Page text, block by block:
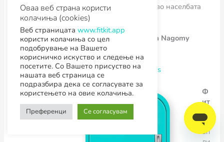
адреса „Александар Мартулков” број 2А во населбата
Хром во Скопје.
За да бидеш во тек со сите новости на Nagomy
Fitness:
Следи ги на Инстаграм:@nagomyfitness
Ф
ит
Ки
тe
ап
Оваа веб страна користи
колачиња (cookies)
Веб страницата www.fitkit.app
користи колачиња со цел
подобрување на Вашето
корисничко искуство и следење на
посетите. Со Вашето присуство на
нашата веб страница се
подразбира дека се согласувате за
користењето на овие колачиња.
Преференци Се согласувам